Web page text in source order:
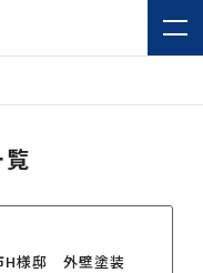
H様邸 外壁塗装